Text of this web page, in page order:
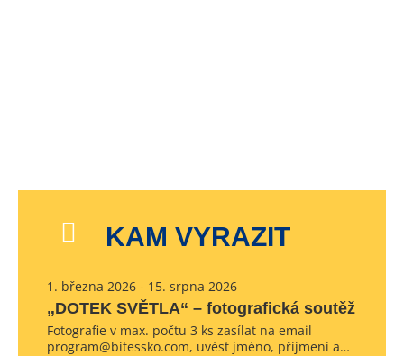
KAM VYRAZIT
1. března 2026 - 15. srpna 2026
„DOTEK SVĚTLA“ – fotografická soutěž
Fotografie v max. počtu 3 ks zasílat na email
program@bitessko.com, uvést jméno, příjmení a…